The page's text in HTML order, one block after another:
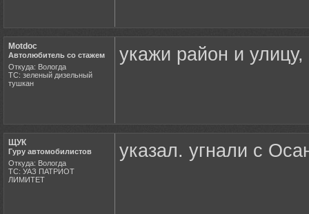
Motdoc
Автолюбитель со стажем
Откуда: Вологда
ТС: зеленый дизельный
тушкан
укажи район и
ЩУК
Гуру автомобилистов
Откуда: Вологда
ТС: УАЗ ПАТРИОТ
ЛИМИТЕТ
указал. угнали с